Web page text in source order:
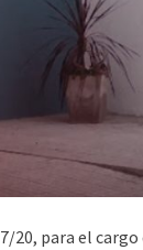
20, para el cargo